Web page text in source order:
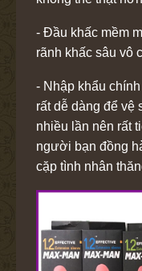
- Đầu khấc mềm
rãnh khấc sâu vô
- Nhập khẩu
rất dễ dàng để vệ
nhiều lần nên rất
người bạn đồng
cặp tình nhân